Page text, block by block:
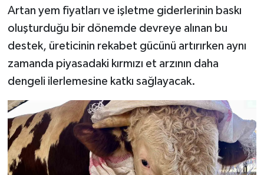
Artan yem fiyatları ve işletme giderlerinin baskı
oluşturduğu bir dönemde devreye alınan bu
destek, üreticinin rekabet gücünü artırırken aynı
zamanda piyasadaki kırmızı et arzının daha
dengeli ilerlemesine katkı sağlayacak.